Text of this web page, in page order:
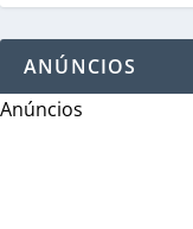
ANÚNCIOS
Anúncios